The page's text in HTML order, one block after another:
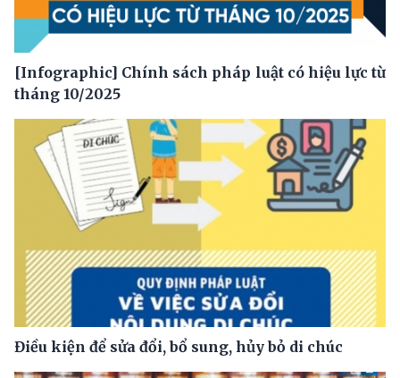
[Infographic] Chính sách pháp luật có hiệu lực từ
tháng 10/2025
Điều kiện để sửa đổi, bổ sung, hủy bỏ di chúc